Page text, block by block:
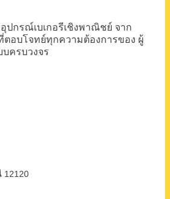
อุปกรณ์เบเกอรีเชิงพาณิชย์ จาก
ตอบโจทย์ทุกความต้องการของ ผู้
ครบวงจร
12120